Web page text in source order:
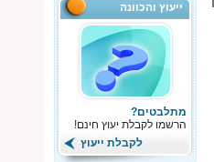
ייעוץ והכוונה
מתלבטים?
הרשמו לקבלת יעוץ חינם!
לקבלת ייעוץ